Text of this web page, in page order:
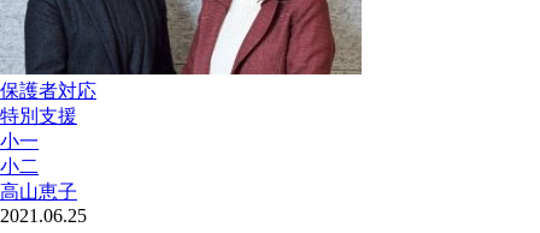
保護者対応
特別支援
小一
小二
高山恵子
2021.06.25